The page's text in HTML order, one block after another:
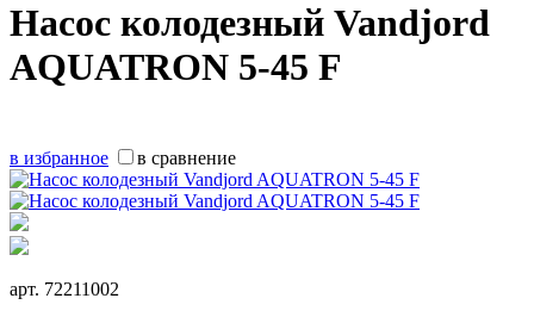
Насос колодезный Vandjord
AQUATRON 5-45 F
в избранное в сравнение
арт. 72211002